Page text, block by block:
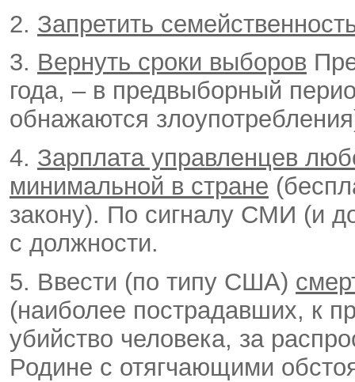
2. Запретить
3. Вернуть сроки выборов
года, – в предвыборный
обнажаются
4. Зарплата управленцев
минимальной в стране
закону). По сигналу СМИ (и
с должности.
5. Ввести (по типу США)
(наиболее пострадавших, к
убийство человека, за
Родине с отягчающими